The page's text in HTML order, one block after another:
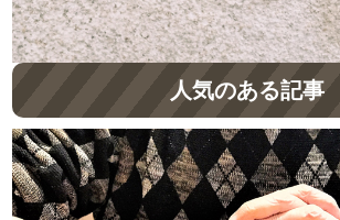
人気のある記事